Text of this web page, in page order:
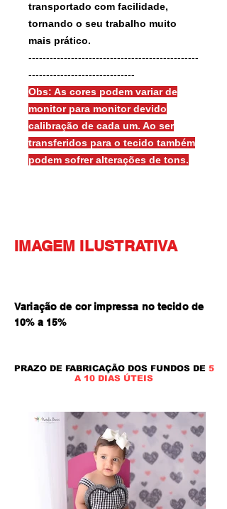
transportado com facilidade,
tornando o seu trabalho muito
mais prático.
------------------------------------------------
------------------------------
Obs: As cores podem variar de
monitor para monitor devido
calibração de cada um. Ao ser
transferidos para o tecido também
podem sofrer alterações de tons.
IMAGEM ILUSTRATIVA
Variação de cor impressa no tecido de
10% a 15%
PRAZO DE FABRICAÇÃO DOS FUNDOS DE 5
A 10 DIAS ÚTEIS